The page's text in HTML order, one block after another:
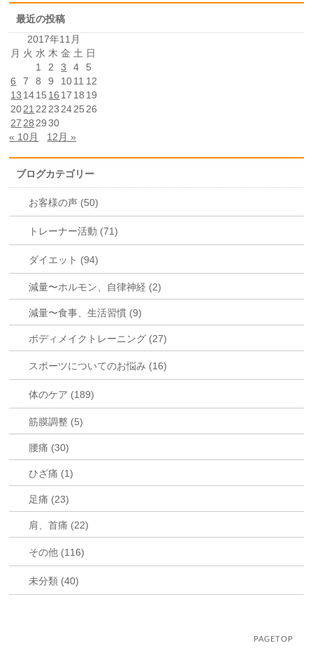
最近の投稿
2017年11月
月 火 水 木 金 土 日
1
2 3 4
5
6
7 8 9 1011 12
13 1415 16 17 18 19
2021 22 23 2425 26
27 28 29 30
« 10月
12月 »
ブログカテゴリー
お客様の声 (50)
トレーナー活動 (71)
ダイエット (94)
減量〜ホルモン、自律神経 (2)
減量〜食事、生活習慣 (9)
ボディメイクトレーニング (27)
スポーツについてのお悩み (16)
体のケア (189)
筋膜調整 (5)
腰痛 (30)
ひざ痛 (1)
足痛 (23)
肩、首痛 (22)
その他 (116)
未分類 (40)
PAGETOP